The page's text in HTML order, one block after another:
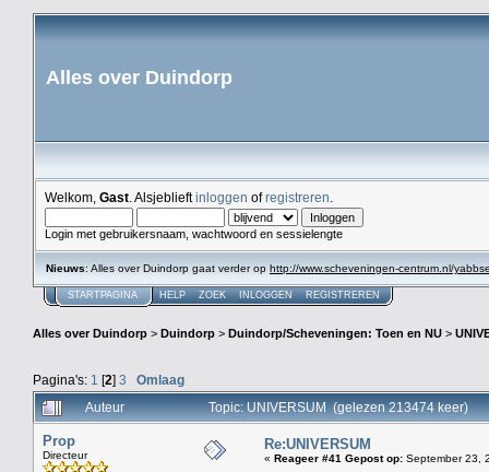
Alles over Duindorp
Welkom, Gast . Alsjeblieftinloggen ofregistreren
Login met gebruikersnaam, wachtwoord en sessielengte
Nieuws: Alles over Duindorp gaat verder op http://www.scheveningen-centrum.nl/
STARTPAGINA HELP ZOEK INLOGGEN REGISTREREN
Alles over Duindorp > Duindorp > Duindorp/Scheveningen: Toen en NU >
Pagina's: 1 [2] 3
Omlaag
Auteur
Topic: UNIVERSUM (gelezen 213474 keer)
Prop
Directeur
Re:UNIVERSUM
« Reageer #41 Gepost op: September 23,